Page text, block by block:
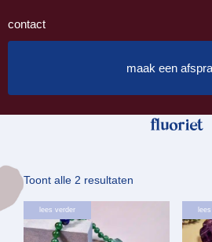
contact
maak een
fluoriet
Toont alle 2 resultaten
op
lees verder